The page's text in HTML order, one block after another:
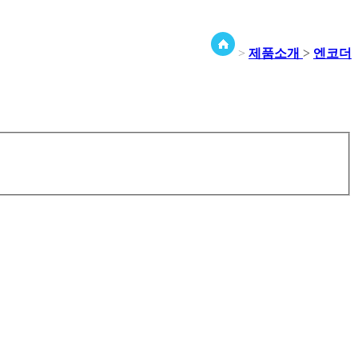
> 제품소개 > 엔코더